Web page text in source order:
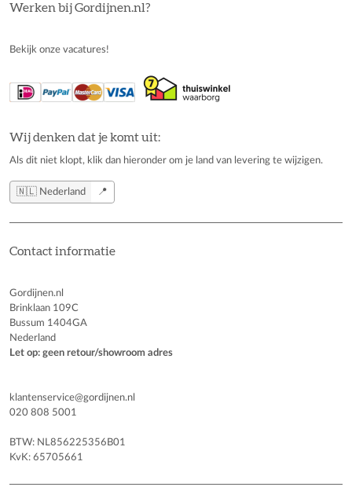
Werken bij Gordijnen.nl?
Bekijk onze vacatures!
Wij denken dat je komt uit:
Als dit niet klopt, klik dan hieronder om je land van levering te wijzigen.
🇳🇱 Nederland 📍
Contact informatie
Gordijnen.nl
Brinklaan 109C
Bussum 1404GA
Nederland
Let op: geen retour/showroom adres
klantenservice@gordijnen.nl
020 808 5001
BTW: NL856225356B01
KvK: 65705661